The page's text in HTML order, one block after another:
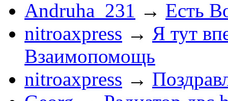
Andruha_231 → Есть
nitroaxpress → Я тут
Взаимопомощь
nitroaxpress →